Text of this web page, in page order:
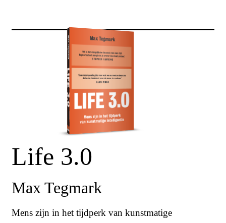
Life 3.0
Max Tegmark
Mens zijn in het tijdperk van kunstmatige